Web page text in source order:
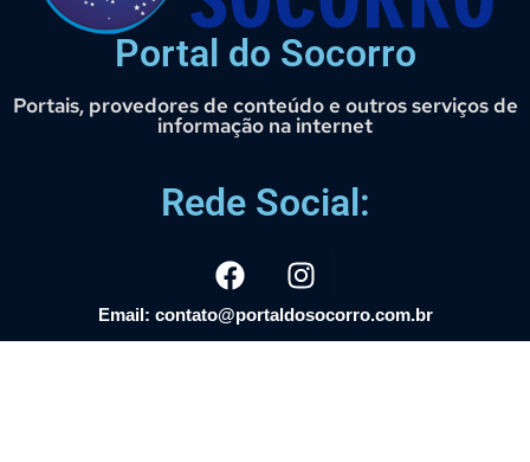
Portal do Socorro
Portais, provedores de conteúdo e outros serviços de
informação na internet
Rede Social:
Email: contato@portaldosocorro.com.br